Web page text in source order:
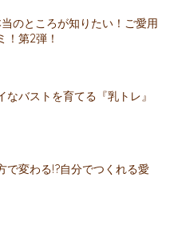
のところが知りたい！ご愛用
！第2弾！
バストを育てる『乳トレ』
で変わる!?自分でつくれる愛